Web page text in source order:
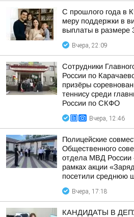
С прошлого года в
меру поддержки в
выплаты в размере
Вчера, 22:09
Сотрудники
России по
призёры
теннису среди
России по СКФО
Вчера, 12:46
Полицейские
Общественного
отдела МВД России
рамках акции
посетили среднюю
Вчера, 17:18
КАНДИДАТЫ В